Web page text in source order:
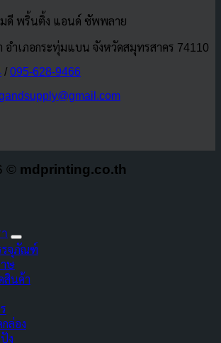
มดี พริ้นติ้ง แอนด์ ซัพพลาย
อำเภอกระทุ่มแบน จังหวัดสมุทรสาคร 74110
/ 095-628-9466
© mdprinting.co.th
รจุภัณฑ์
าษ
สินค้า
ล่อง
ง